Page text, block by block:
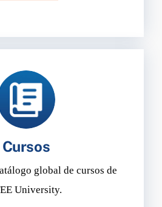
Cursos
global de cursos de
University.